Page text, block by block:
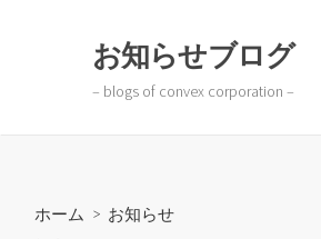
お知らせブログ
– blogs of convex corporation –
ホーム > お知らせ